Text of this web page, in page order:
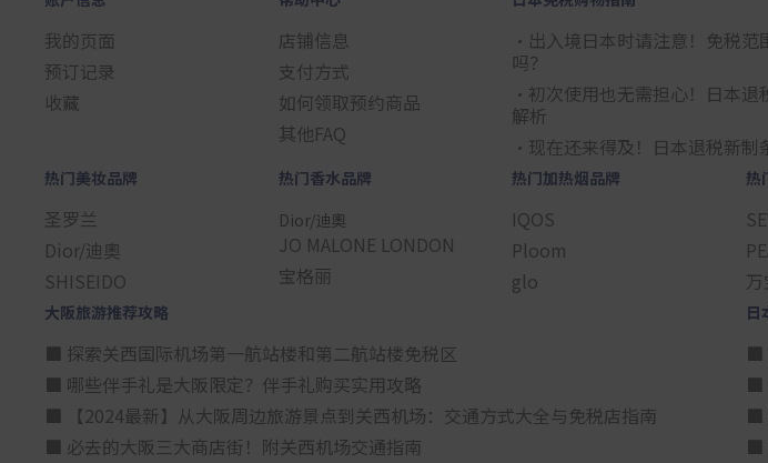
我的页面
预订记录
收藏
店铺信息
支付方式
如何领取预约商品
其他FAQ
・出入境日本时请注意！免税
吗？
・初次使用也无需担心！日本
解析
・现在还来得及！日本退税新
热门美妆品牌
圣罗兰
Dior/迪奧
SHISEIDO
热门香水品牌
Dior/迪奧
JO MALONE LONDON
宝格丽
热门加热烟品牌
IQOS
Ploom
glo
热
大阪旅游推荐攻略
■ 探索关西国际机场第一航站楼和第二航站楼免税区
■ 哪些伴手礼是大阪限定？伴手礼购买实用攻略
■ 【2024最新】从大阪周边旅游景点到关西机场：交通方式大全与免税店指南
■ 必去的大阪三大商店街！附关西机场交通指南
日
■
■
■
■